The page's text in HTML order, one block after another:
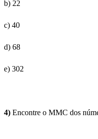
b) 22
c) 40
d) 68
e) 302
4) Encontre o MMC dos